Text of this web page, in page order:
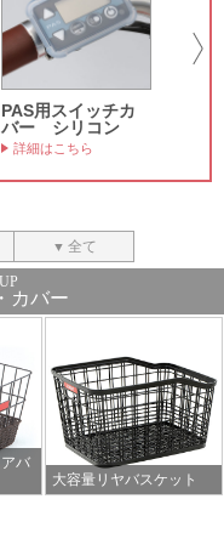
PAS用スイッチカ
バー シリコン
詳細はこちら
全て
カバー
バ
大容量リヤバスケット